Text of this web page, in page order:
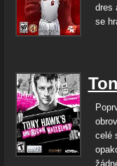
dres
se
celé